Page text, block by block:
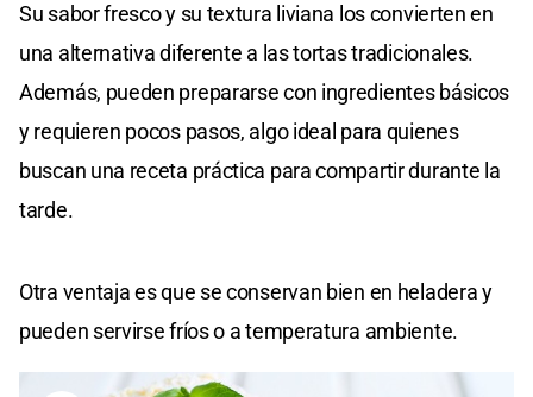
Su sabor fresco y su textura liviana los convierten en
una alternativa diferente a las tortas tradicionales.
Además, pueden prepararse con ingredientes básicos
y requieren pocos pasos, algo ideal para quienes
buscan una receta práctica para compartir durante la
tarde.
Otra ventaja es que se conservan bien en heladera y
pueden servirse fríos o a temperatura ambiente.